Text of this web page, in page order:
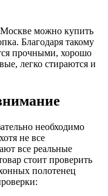
можно купить
Благодаря такому
прочными, хорошо
легко стираются и
необходимо
не все
все реальные
стоит проверить
полотенец